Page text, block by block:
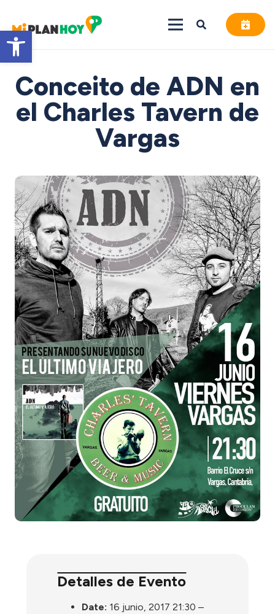
Abrir barra de herramientas
Conceito de ADN en
el Charles Tavern de
Vargas
Detalles de Evento
Date: 16 junio, 2017 21:30 –